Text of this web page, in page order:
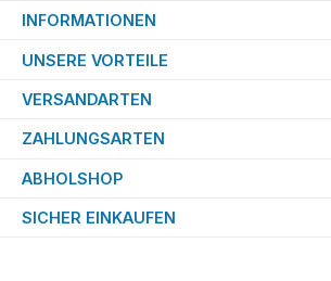
INFORMATIONEN
UNSERE VORTEILE
VERSANDARTEN
ZAHLUNGSARTEN
ABHOLSHOP
SICHER EINKAUFEN